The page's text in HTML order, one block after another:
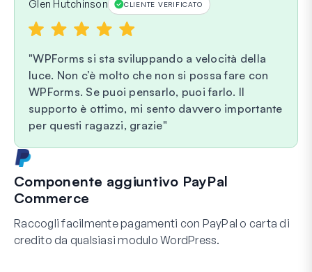
Glen Hutchinson CLIENTE VERIFICATO
WPForms si sta sviluppando a velocità della
luce. Non c’è molto che non si possa fare con
WPForms. Se puoi pensarlo, puoi farlo. Il
supporto è ottimo, mi sento davvero importante
per questi ragazzi, grazie
Componente aggiuntivo PayPal
Commerce
Raccogli facilmente pagamenti con PayPal o carta di
credito da qualsiasi modulo WordPress.